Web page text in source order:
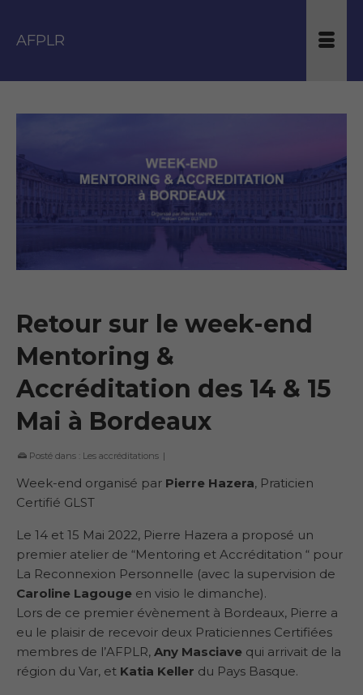
AFPLR
Retour sur le week-end
Mentoring &
Accréditation des 14 & 15
Mai à Bordeaux
Posté dans : Les accréditations |
Week-end organisé par Pierre Hazera, Praticien
Certifié GLST
Le 14 et 15 Mai 2022, Pierre Hazera a proposé un
premier atelier de “Mentoring et Accréditation “ pour
La Reconnexion Personnelle (avec la supervision de
Caroline Lagouge en visio le dimanche).
Lors de ce premier évènement à Bordeaux, Pierre a
eu le plaisir de recevoir deux Praticiennes Certifiées
membres de l’AFPLR, Any Masciave qui arrivait de la
région du Var, et Katia Keller du Pays Basque.